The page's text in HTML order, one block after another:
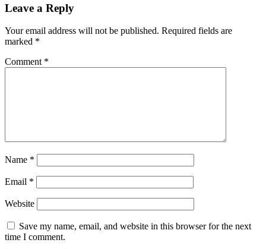
Leave a Reply
Your email address will not be published. Required fields are
marked *
Comment *
Name *
Email *
Website
Save my name, email, and website in this browser for the next
time I comment.